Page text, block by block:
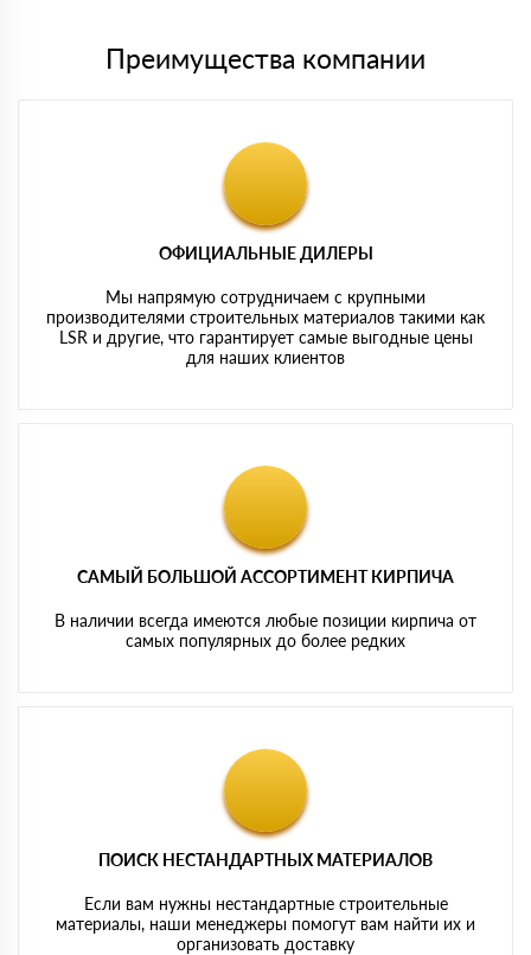
Преимущества компании
ОФИЦИАЛЬНЫЕ ДИЛЕРЫ
Мы напрямую сотрудничаем с крупными
производителями строительных материалов такими как
LSR и другие, что гарантирует самые выгодные цены
для наших клиентов
САМЫЙ БОЛЬШОЙ АССОРТИМЕНТ КИРПИЧА
В наличии всегда имеются любые позиции кирпича от
самых популярных до более редких
ПОИСК НЕСТАНДАРТНЫХ МАТЕРИАЛОВ
Если вам нужны нестандартные строительные
материалы, наши менеджеры помогут вам найти их и
организовать доставку